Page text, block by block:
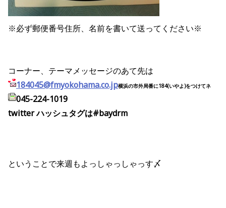
※必ず郵便番号住所、名前を書いて送ってください※
コーナー、テーマメッセージのあて先は
184045@fmyokohama.co.jp横浜の市外局番に184(いやよ)をつけてネ
045-224-1019
twitter ハッシュタグは#baydrm
ということで来週もよっしゃっしゃっす〆